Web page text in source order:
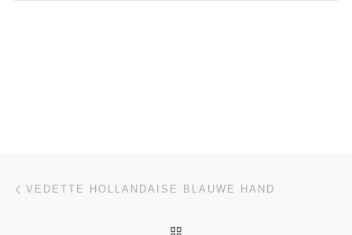
Parcourir les articles
VEDETTE HOLLANDAISE BLAUWE HAND